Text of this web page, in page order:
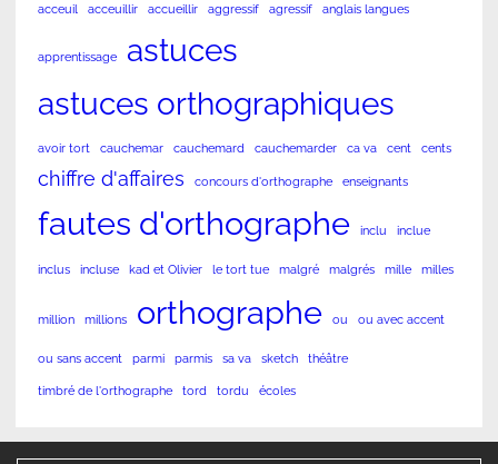
acceuil acceuillir accueillir aggressif agressif anglais langues
apprentissage
astuces
astuces orthographiques
avoir tort cauchemar cauchemard cauchemarder ca va cent cents
chiffre d'affaires concours d'orthographe enseignants
fautes d'orthographe inclu inclue
inclus incluse kad et Olivier le tort tue malgré malgrés mille milles
million millions orthographe ou ou avec accent
ou sans accent parmi parmis sa va sketch théâtre
timbré de l'orthographe tord tordu écoles